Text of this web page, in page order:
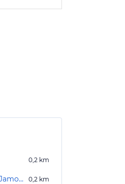
0,2 km
Enrique Tomás Sagrada Familia - Jamonería Gourmet 0,2 km